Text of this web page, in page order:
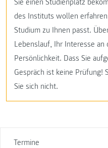
Termine
Sie einen Studienplatz
des Instituts wollen
Studium zu Ihnen passt.
Lebenslauf, Ihr Interesse
Persönlichkeit. Dass Sie
Gespräch ist keine Prüfung!
Sie sich nicht.